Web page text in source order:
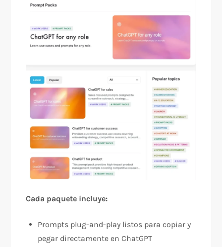
Cada paquete incluye:
Prompts plug-and-play listos para copiar y
pegar directamente en ChatGPT​​